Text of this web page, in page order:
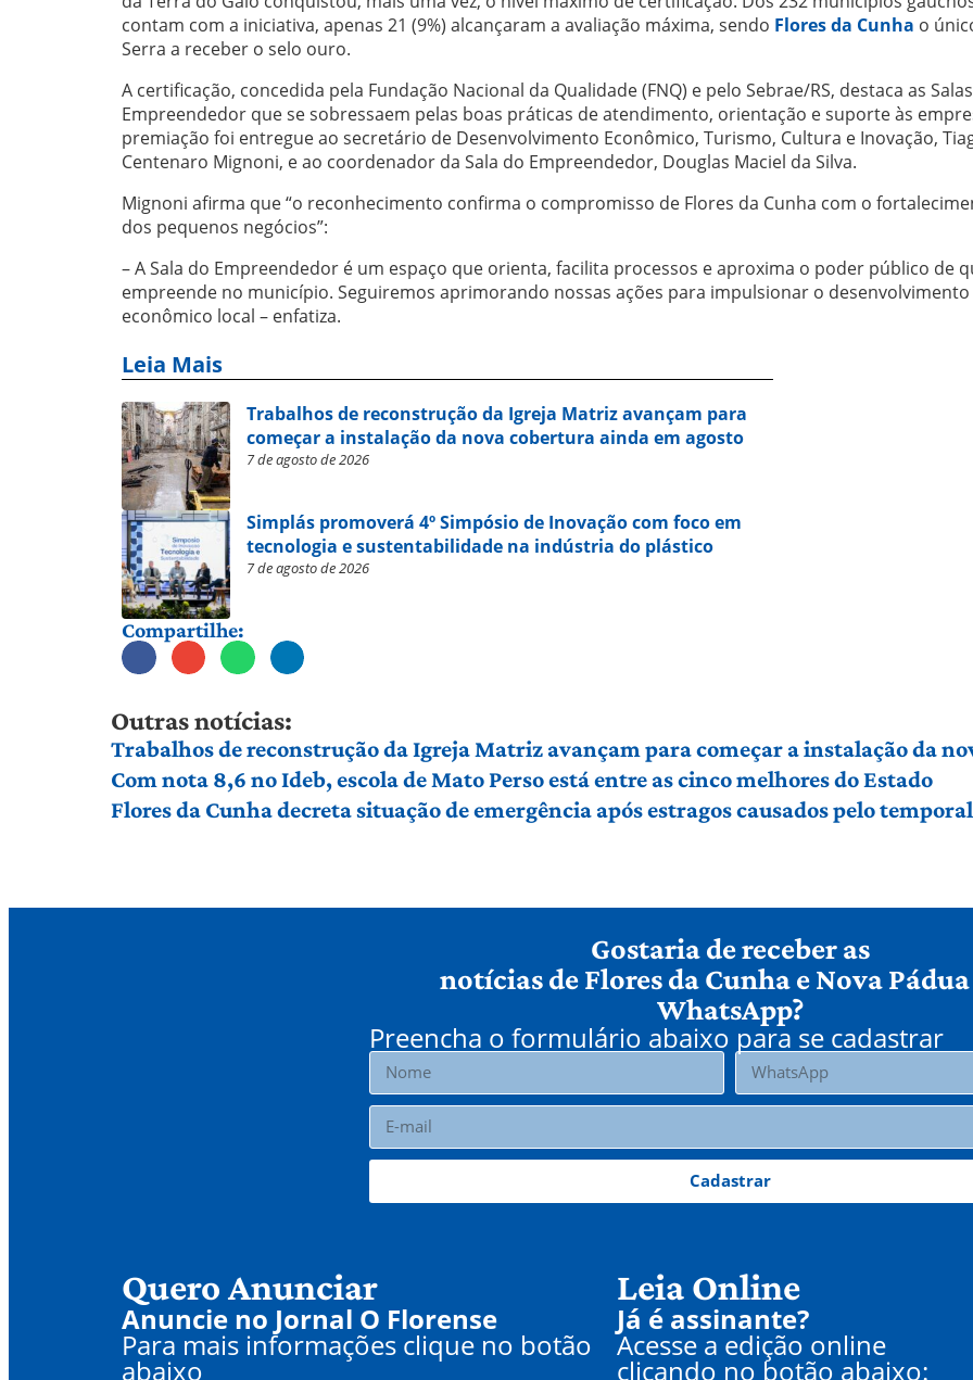
contam com a iniciativa, apenas 21 (9%) alcançaram a avaliação máxima, sendo Flores da Cunha o
Serra a receber o selo ouro.
A certificação, concedida pela Fundação Nacional da Qualidade (FNQ) e pelo Sebrae/RS, destaca as
Empreendedor que se sobressaem pelas boas práticas de atendimento, orientação e suporte às
premiação foi entregue ao secretário de Desenvolvimento Econômico, Turismo, Cultura e Inovação,
Centenaro Mignoni, e ao coordenador da Sala do Empreendedor, Douglas Maciel da Silva.
Mignoni afirma que “o reconhecimento confirma o compromisso de Flores da Cunha com o
dos pequenos negócios”:
– A Sala do Empreendedor é um espaço que orienta, facilita processos e aproxima o poder público de
empreende no município. Seguiremos aprimorando nossas ações para impulsionar o desenvolvimento
econômico local – enfatiza.
Leia Mais
Trabalhos de reconstrução da Igreja Matriz avançam para
começar a instalação da nova cobertura ainda em agosto
7 de agosto de 2026
Simplás promoverá 4º Simpósio de Inovação com foco em
tecnologia e sustentabilidade na indústria do plástico
7 de agosto de 2026
Compartilhe:
Outras notícias:
Trabalhos de reconstrução da Igreja Matriz avançam para começar a instalação da
Com nota 8,6 no Ideb, escola de Mato Perso está entre as cinco melhores do Estado
Flores da Cunha decreta situação de emergência após estragos causados pelo
Gostaria de receber as
notícias de Flores da Cunha e Nova
WhatsApp?
Preencha o formulário abaixo para se cadastrar
Cadastrar
Quero Anunciar
Anuncie no Jornal O Florense
Para mais informações clique no botão
abaixo
Leia Online
Já é assinante?
Acesse a edição online
clicando no botão abaixo: